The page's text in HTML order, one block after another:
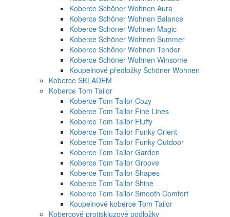
Koberce Schöner Wohnen Aura
Koberce Schöner Wohnen Balance
Koberce Schöner Wohnen Magic
Koberce Schöner Wohnen Summer
Koberce Schöner Wohnen Tender
Koberce Schöner Wohnen Winsome
Koupelnové předložky Schöner Wohnen
Koberce SKLADEM
Koberce Tom Tailor
Koberce Tom Tailor Cozy
Koberce Tom Tailor Fine Lines
Koberce Tom Tailor Fluffy
Koberce Tom Tailor Funky Orient
Koberce Tom Tailor Funky Outdoor
Koberce Tom Tailor Garden
Koberce Tom Tailor Groove
Koberce Tom Tailor Shapes
Koberce Tom Tailor Shine
Koberce Tom Tailor Smooth Comfort
Koupelnové koberce Tom Tailor
Kobercové protiskluzové podložky